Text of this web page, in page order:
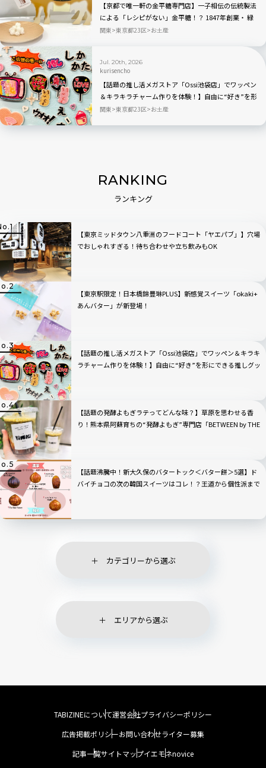
【京都で唯一軒の金平糖専門店】一子相伝の伝統製法
による「レシピがない」金平糖！？ 1847年創業・ 緑
寿庵清水の職人技が宿る人気商品を実食レビュー
関東 東京都23区 お土産
Jul. 20th, 2026
kurisencho
【話題の推し活メガストア「Ossi池袋店」でワッペン
＆キラキラチャーム作りを体験！】自由に“好き”を形
にできる推しグッズに大人も夢中
関東 東京都23区 お土産
RANKING
ランキング
【東京ミッドタウン八重洲のフードコート「ヤエパブ」】穴場
でおしゃれすぎる！待ち合わせや立ち飲みもOK
【東京駅限定！日本橋錦豊琳PLUS】新感覚スイーツ「okaki+
あんバター」が新登場！
【話題の推し活メガストア「Ossi池袋店」でワッペン＆キラキ
ラチャーム作りを体験！】自由に“好き”を形にできる推しグッ
【話題の発酵よもぎラテってどんな味？】草原を思わせる香
り！熊本県阿蘇育ちの“発酵よもぎ”専門店「BETWEEN by THE
【話題沸騰中！新大久保のバタートック＜バター餅＞5選】ド
バイチョコの次の韓国スイーツはコレ！？王道から個性派まで
カテゴリーから選ぶ
エリアから選ぶ
TABIZINEについて運営会社プライバシーポリシー
広告掲載ポリシーお問い合わせライター募集
記事一覧サイトマップイエモネnovice